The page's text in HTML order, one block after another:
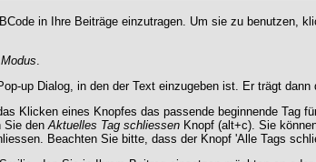
in Ihre Beiträge einzutragen. Um sie zu benutzen,
.
up Dialog, in den der Text einzugeben ist. Er trägt
Klicken eines Knopfes das passende beginnende Tag
Sie denAktuelles Tag schliessenKnopf (alt+c). Sie
Beachten Sie bitte, dass der Knopf 'Alle Tags